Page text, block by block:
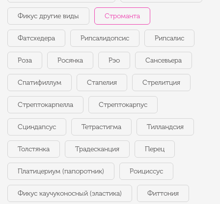
Фикус другие виды Строманта
Фатсхедера Рипсалидопсис Рипсалис
Роза Росянка Рэо Сансевьера
Спатифиллум Стапелия Стрелитция
Стрептокарпелла Стрептокарпус
Сциндапсус Тетрастигма Тилландсия
Толстянка Традесканция Перец
Платицериум (папоротник) Роициссус
Фикус каучуконосный (эластика) Фиттония